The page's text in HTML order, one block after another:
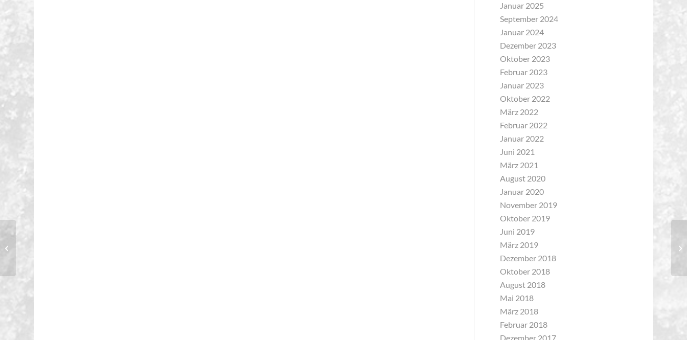
Januar 2025
September 2024
Januar 2024
Dezember 2023
Oktober 2023
Februar 2023
Januar 2023
Oktober 2022
März 2022
Februar 2022
Januar 2022
Juni 2021
März 2021
August 2020
Januar 2020
November 2019
Oktober 2019
Juni 2019
März 2019
Dezember 2018
Oktober 2018
August 2018
Mai 2018
März 2018
Februar 2018
Dezember 2017
Deutsche mit guter Ausgangslage